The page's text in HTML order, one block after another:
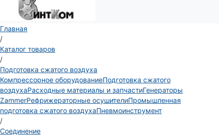
Главная
/
Каталог товаров
/
Подготовка сжатого воздуха
Компрессорное оборудованиеПодготовка сжатого
воздухаРасходные материалы и запчастиГенераторы
ZammerРефрижераторные осушителиПромышленная
подготовка сжатого воздухаПневмоинструмент
/
Соединение